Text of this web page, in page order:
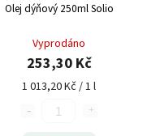
Olej dýňový 250ml Solio
Vyprodáno
253,30 Kč
1 013,20 Kč / 1 l